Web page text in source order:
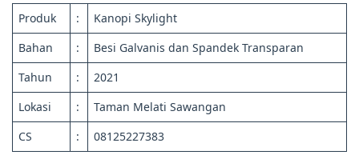
Produk :
Kanopi Skylight
Bahan
:
Besi Galvanis dan Spandek Transparan
Tahun
:
2021
Lokasi
:
Taman Melati Sawangan
CS
: 08125227383